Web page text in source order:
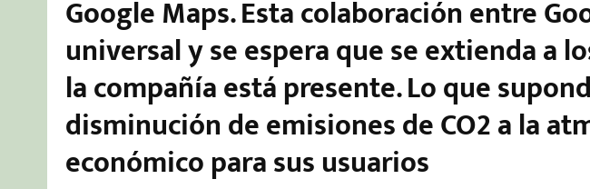
Google Maps. Esta colaboración entre
universal y se espera que se extienda a
la compañía está presente. Lo que
disminución de emisiones de CO2 a la
económico para sus usuarios